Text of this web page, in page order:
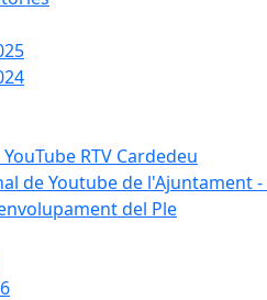
RTV Cardedeu
de Youtube de l'Ajuntament
del Ple